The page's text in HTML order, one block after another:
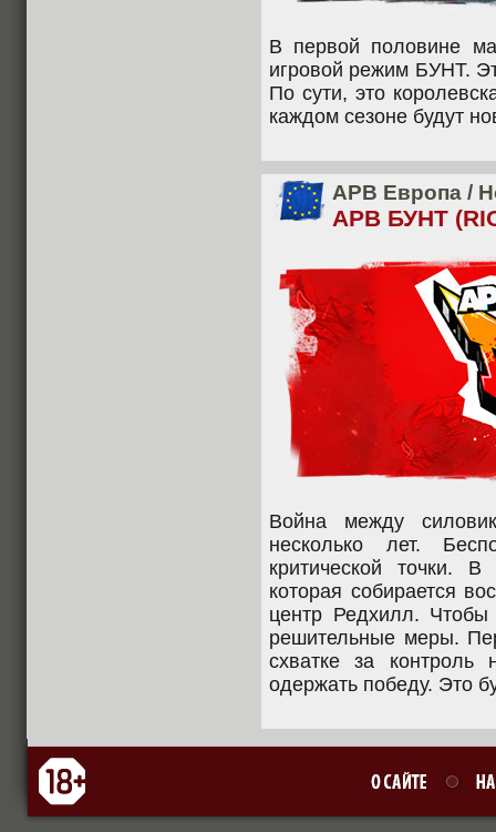
В первой половине
игровой режим БУНТ.
По сути, это
каждом сезоне будут
APB Европа /
APB БУНТ
Война между
несколько лет.
критической точки.
которая собирается
центр Редхилл. Чтобы
решительные меры.
схватке за
одержать победу. Это